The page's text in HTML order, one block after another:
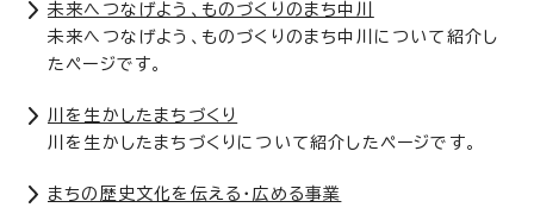
未来へつなげよう、ものづくりのまち中川
未来へつなげよう、ものづくりのまち中川について紹介し
たページです。
川を生かしたまちづくり
川を生かしたまちづくりについて紹介したページです。
まちの歴史文化を伝える・広める事業